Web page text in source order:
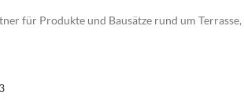
für Produkte und Bausätze rund um Terrasse,